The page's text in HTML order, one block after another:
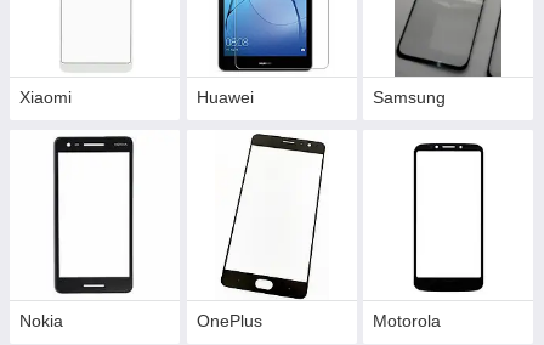
Xiaomi Huawei Samsung
Nokia OnePlus Motorola